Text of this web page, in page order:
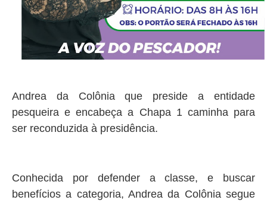
Andrea da Colônia que preside a entidade
pesqueira e encabeça a Chapa 1 caminha para
ser reconduzida à presidência.
Conhecida por defender a classe, e buscar
benefícios a categoria, Andrea da Colônia segue